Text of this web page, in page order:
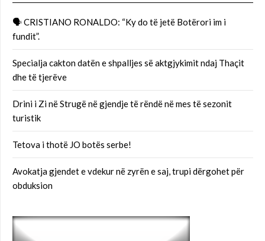
🗣 CRISTIANO RONALDO: “Ky do të jetë Botërori im i
fundit”.
Specialja cakton datën e shpalljes së aktgjykimit ndaj Thaçit
dhe të tjerëve
Drini i Zi në Strugë në gjendje të rëndë në mes të sezonit
turistik
Tetova i thotë JO botës serbe!
Avokatja gjendet e vdekur në zyrën e saj, trupi dërgohet për
obduksion